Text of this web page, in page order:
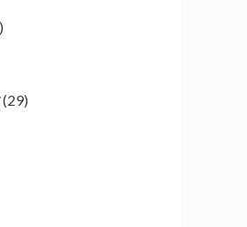
(29)